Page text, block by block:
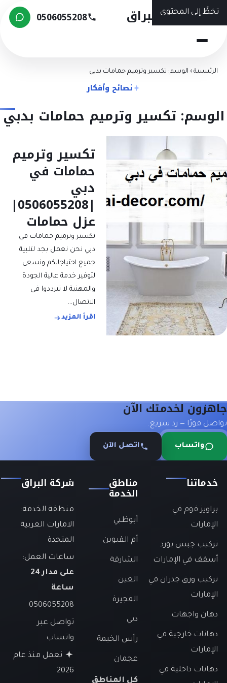
تخطَّ إلى المحتوى
شركة البراق 0506055208
الرئيسية ›الوسم: تكسير وترميم حمامات بدبي
نصائح وأفكار
تكسير وترميم حمامات بدبي
تكسير وترميم
حمامات في
دبي
|0506055208|
عزل حمامات
تكسير وترميم حمامات في
دبي نحن نعمل بجد لتلبية
جميع احتياجاتكم ونسعى
لتوفير خدمة عالية الجودة
والمهنية لا تترددوا في
الاتصال…
اقرأ المزيد
لخدمتك الآن
فورًا — رد سريع.
واتساب اتصل الآن
خدماتنا
براويز فوم في
الإمارات
تركيب جبس بورد
أسقف في الإمارات
تركيب ورق جدران في
الإمارات
دهان واجهات
دهانات خارجية في
الإمارات
دهانات داخلية في
مناطق
الخدمة
أبوظبي
أم القيوين
الشارقة
العين
الفجيرة
دبي
رأس الخيمة
عجمان
كل المناطق
شركة البراق
منطقة الخدمة:
الامارات العربية
المتحدة
ساعات العمل:
على مدار 24
ساعة
0506055208
تواصل عبر
واتساب
نعمل منذ عام
2026